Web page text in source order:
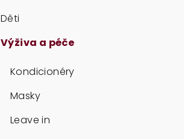
Děti
Výživa a péče
Kondicionéry
Masky
Leave in